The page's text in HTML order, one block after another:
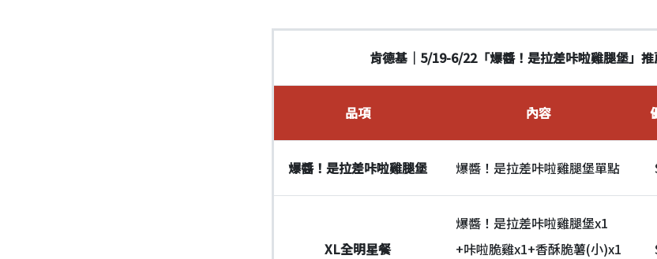
肯德基｜5/19-6/22「爆醬！是拉差咔啦雞腿堡」
品項 內容
爆醬！是拉差咔啦雞腿堡 爆醬！是拉差咔啦雞腿堡單點
XL全明星餐
爆醬！是拉差咔啦雞腿堡x1
+咔啦脆雞x1+香酥脆薯(小)x1